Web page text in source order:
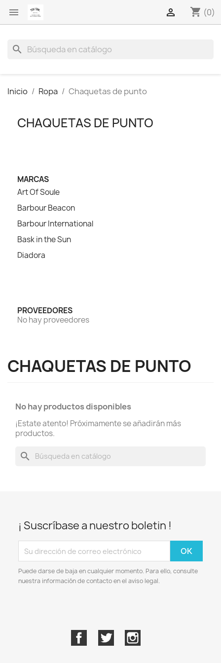
 shopping_cart (0)

search
Inicio Ropa Chaquetas de punto
CHAQUETAS DE PUNTO
MARCAS
Art Of Soule
Barbour Beacon
Barbour International
Bask in the Sun
Diadora
PROVEEDORES
No hay proveedores
CHAQUETAS DE PUNTO
No hay productos disponibles
¡Estate atento! Próximamente se añadirán más
productos.
search
¡ Suscríbase a nuestro boletin !
Puede darse de baja en cualquier momento. Para ello, consulte
nuestra información de contacto en el aviso legal.
FacebookTwitter